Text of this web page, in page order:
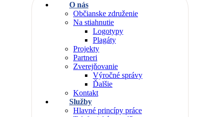
O nás
Občianske združenie
Na stiahnutie
Logotypy
Plagáty
Projekty
Partneri
Zverejňovanie
Výročné správy
Ďalšie
Kontakt
Služby
Hlavné princípy práce